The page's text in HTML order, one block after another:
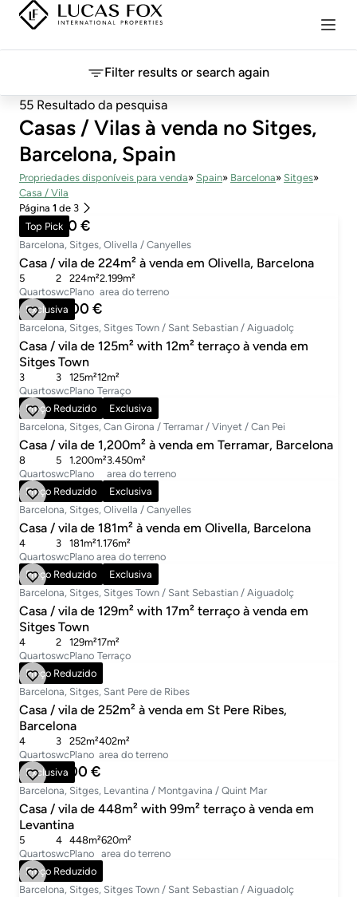
Filter results or search again
55 Resultado da pesquisa
Casas / Vilas à venda no Sitges,
Barcelona, Spain
Propriedades disponíveis para venda Spain Barcelona
Sitges
Casa / Vila
Página 1 de 3
Top Pick
699.000 €
Barcelona, Sitges, Olivella / Canyelles
Casa / vila de 224m² à venda em Olivella, Barcelona
Quartos
5
wc
2
Plano
224m²
area do terreno
2.199m²
Exclusiva
1.000.000 €
Barcelona, Sitges, Sitges Town / Sant Sebastian / Aiguadolç
Casa / vila de 125m² with 12m² terraço à venda em
Sitges Town
Quartos
3
wc
3
Plano
125m²
Terraço
12m²
Preço Reduzido Exclusiva
6.900.000 €
Barcelona, Sitges, Can Girona / Terramar / Vinyet / Can Pei
Casa / vila de 1,200m² à venda em Terramar, Barcelona
Quartos
8
wc
5
Plano
1.200m²
area do terreno
3.450m²
Preço Reduzido Exclusiva
515.000 €
Barcelona, Sitges, Olivella / Canyelles
Casa / vila de 181m² à venda em Olivella, Barcelona
Quartos
4
wc
3
Plano
181m²
area do terreno
1.176m²
Preço Reduzido Exclusiva
799.000 €
Barcelona, Sitges, Sitges Town / Sant Sebastian / Aiguadolç
Casa / vila de 129m² with 17m² terraço à venda em
Sitges Town
Quartos
4
wc
2
Plano
129m²
Terraço
17m²
Preço Reduzido
1.150.000 €
Barcelona, Sitges, Sant Pere de Ribes
Casa / vila de 252m² à venda em St Pere Ribes,
Barcelona
Quartos
4
wc
3
Plano
252m²
area do terreno
402m²
Exclusiva
1.690.000 €
Barcelona, Sitges, Levantina / Montgavina / Quint Mar
Casa / vila de 448m² with 99m² terraço à venda em
Levantina
Quartos
5
wc
4
Plano
448m²
area do terreno
620m²
Preço Reduzido
790.000 €
Barcelona, Sitges, Sitges Town / Sant Sebastian / Aiguadolç